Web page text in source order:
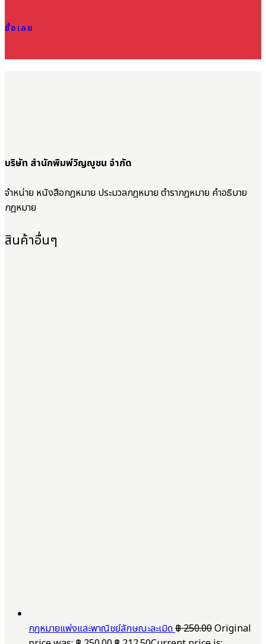
ซื้อเลย
บริษัท สำนักพิมพ์วิญญูชน จำกัด
จำหน่าย หนังสือกฎหมาย ประมวลกฎหมาย ตำรากฎหมาย คำอธิบาย
กฎหมาย
สินค้าอื่นๆ
กฎหมายแพ่งและพาณิชย์ลักษณะละเมิด฿250.00Original